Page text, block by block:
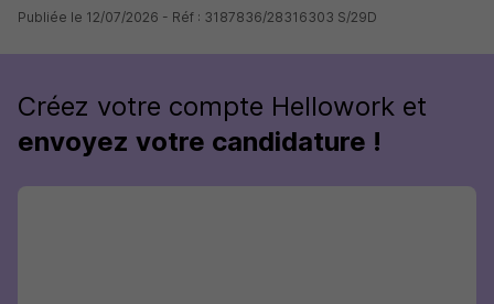
Publiée le 12/07/2026 - Réf : 3187836/28316303 S/29D
Créez votre compte Hellowork et
envoyez votre candidature !